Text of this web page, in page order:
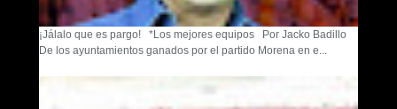
¡Jálalo que es pargo! *Los mejores equipos Por Jacko Badillo
De los ayuntamientos ganados por el partido Morena en e...